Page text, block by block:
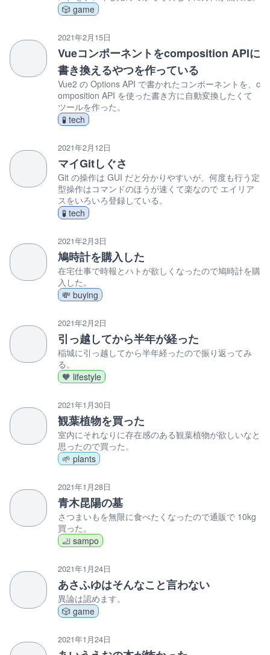
🎲 game
2021年2月15日
Vueコンポーネントをcomposition APIに
書き換えるやつを作っている
Vue2 の Options API で書かれたコンポーネントを、c
omposition API を使った書き方に自動変換したくて
ツールを作った。
🧪 tech
2021年2月12日
マイGitしぐさ
Git の操作は GUI だと分かりやすいが、何度も行う定
型操作はコマンドのほうが速くて楽なので エイリア
スをいろいろ登録している。
🧪 tech
2021年2月3日
鳩時計を購入した
在宅仕事で時報とハトが欲しくなったので鳩時計を購
入した。
💸 buying
2021年2月2日
引っ越してから半年が経った
稲城に引っ越してから半年経ったので振り返ってみ
る。
🧡 lifestyle
2021年1月30日
観葉植物を買った
室内にそれなりに存在感のある観葉植物が欲しいなと
思ったので買った。
🌱 plants
2021年1月28日
青木昆陽の墓
さつまいもを無限に食べたくなったので通販で 10kg
買った。
🦶 sampo
2021年1月24日
あさふゆはそんなこと言わない
異論は認めます。
🎲 game
2021年1月24日